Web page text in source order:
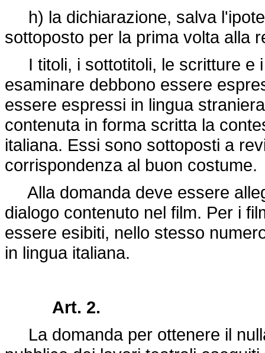
h) la dichiarazione, salva
sottoposto per la prima volta alla
I titoli, i sottotitoli, le scritture e
esaminare debbono essere
essere espressi in lingua
contenuta in forma scritta la
italiana. Essi sono sottoposti a
corrispondenza al buon costume.
Alla domanda deve essere
dialogo contenuto nel film. Per i
essere esibiti, nello stesso
in lingua italiana.
Art. 2.
La domanda per ottenere il